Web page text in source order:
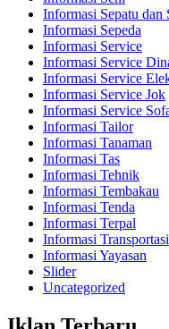
Informasi Sepatu dan
Informasi Sepeda
Informasi Service
Informasi Service
Informasi Service
Informasi Service Jok
Informasi Service
Informasi Tailor
Informasi Tanaman
Informasi Tas
Informasi Tehnik
Informasi Tembakau
Informasi Tenda
Informasi Terpal
Informasi Transportasi
Informasi Yayasan
Slider
Uncategorized